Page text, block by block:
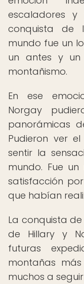
escaladores
conquista de
mundo fue un
un antes y un
montañismo.
En ese
Norgay
panorámicas
Pudieron ver
sentir la
mundo. Fue
satisfacción
que habían
La conquista
de Hillary y
futuras
montañas
muchos a